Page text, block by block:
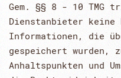
Gem. §§ 8 - 10
Dienstanbieter
Informationen, die
gespeichert wurden,
Anhaltspunkten und